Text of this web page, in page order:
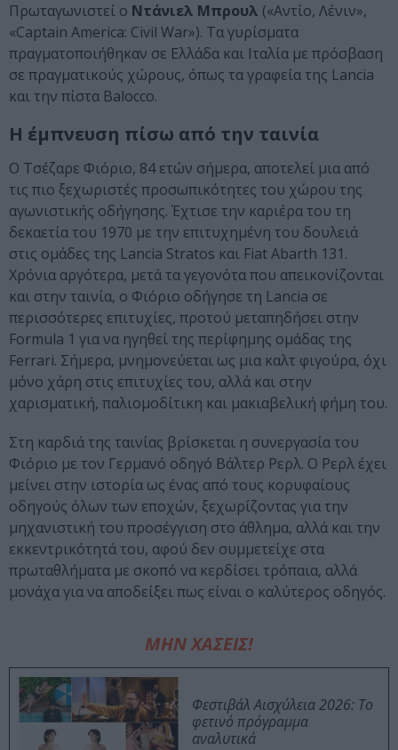
Πρωταγωνιστεί ο Ντάνιελ Μπρουλ («Αντίο, Λένιν»,
«Captain America: Civil War»). Τα γυρίσματα
πραγματοποιήθηκαν σε Ελλάδα και Ιταλία με πρόσβαση
σε πραγματικούς χώρους, όπως τα γραφεία της Lancia
και την πίστα Balocco.
Η έμπνευση πίσω από την ταινία
Ο Τσέζαρε Φιόριο, 84 ετών σήμερα, αποτελεί μια από
τις πιο ξεχωριστές προσωπικότητες του χώρου της
αγωνιστικής οδήγησης. Έχτισε την καριέρα του τη
δεκαετία του 1970 με την επιτυχημένη του δουλειά
στις ομάδες της Lancia Stratos και Fiat Abarth 131.
Χρόνια αργότερα, μετά τα γεγονότα που απεικονίζονται
και στην ταινία, ο Φιόριο οδήγησε τη Lancia σε
περισσότερες επιτυχίες, προτού μεταπηδήσει στην
Formula 1 για να ηγηθεί της περίφημης ομάδας της
Ferrari. Σήμερα, μνημονεύεται ως μια καλτ φιγούρα, όχι
μόνο χάρη στις επιτυχίες του, αλλά και στην
χαρισματική, παλιομοδίτικη και μακιαβελική φήμη του.
Στη καρδιά της ταινίας βρίσκεται η συνεργασία του
Φιόριο με τον Γερμανό οδηγό Βάλτερ Ρερλ. Ο Ρερλ έχει
μείνει στην ιστορία ως ένας από τους κορυφαίους
οδηγούς όλων των εποχών, ξεχωρίζοντας για την
μηχανιστική του προσέγγιση στο άθλημα, αλλά και την
εκκεντρικότητά του, αφού δεν συμμετείχε στα
πρωταθλήματα με σκοπό να κερδίσει τρόπαια, αλλά
μονάχα για να αποδείξει πως είναι ο καλύτερος οδηγός.
ΜΗΝ ΧΑΣΕΙΣ!
Φεστιβάλ Αισχύλεια 2026: Το
φετινό πρόγραμμα
αναλυτικά